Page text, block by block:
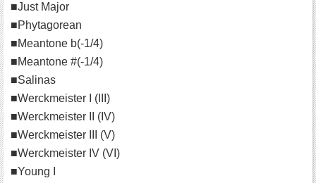
■Just Major
■Phytagorean
■Meantone b(-1/4)
■Meantone #(-1/4)
■Salinas
■Werckmeister I (III)
■Werckmeister II (IV)
■Werckmeister III (V)
■Werckmeister IV (VI)
■Young I